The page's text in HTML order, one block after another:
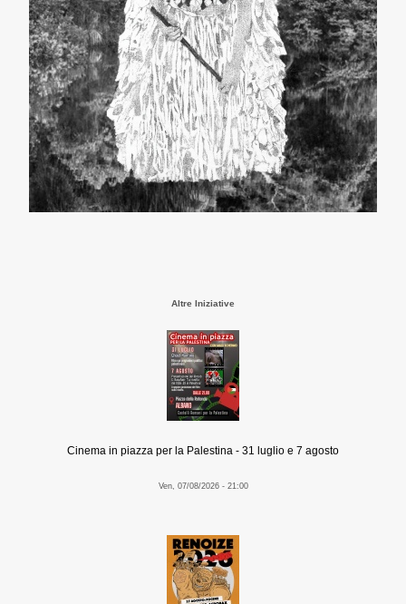
Altre Iniziative
Cinema in piazza per la Palestina - 31 luglio e 7 agosto
Ven, 07/08/2026 - 21:00